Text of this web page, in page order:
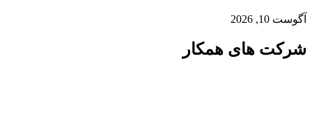
آگوست 10, 2026
شرکت های همکار